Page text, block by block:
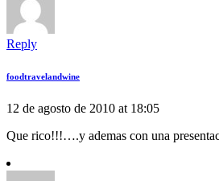
Reply
foodtravelandwine
12 de agosto de 2010 at 18:05
Que rico!!!….y ademas con una